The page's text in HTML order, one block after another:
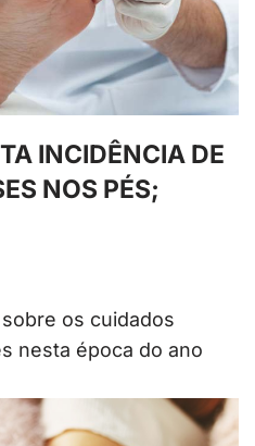
INCIDÊNCIA DE
NOS PÉS;
os cuidados
nesta época do ano